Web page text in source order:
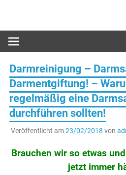
Darmreinigung –
Darmentgiftung! –
regelmäßig eine
durchführen sollten!
Veröffentlicht am23/02/2018 von
Brauchen wir so etwas
jetzt immer